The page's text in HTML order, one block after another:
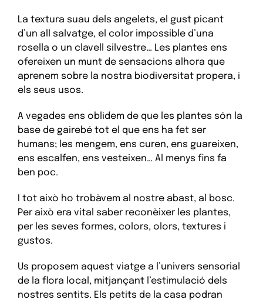
La textura suau dels angelets, el gust picant
d’un all salvatge, el color impossible d’una
rosella o un clavell silvestre… Les plantes ens
ofereixen un munt de sensacions alhora que
aprenem sobre la nostra biodiversitat propera, i
els seus usos.
A vegades ens oblidem de que les plantes són la
base de gairebé tot el que ens ha fet ser
humans; les mengem, ens curen, ens guareixen,
ens escalfen, ens vesteixen… Al menys fins fa
ben poc.
I tot això ho trobàvem al nostre abast, al bosc.
Per això era vital saber reconèixer les plantes,
per les seves formes, colors, olors, textures i
gustos.
Us proposem aquest viatge a l’univers sensorial
de la flora local, mitjançant l’estimulació dels
nostres sentits. Els petits de la casa podran